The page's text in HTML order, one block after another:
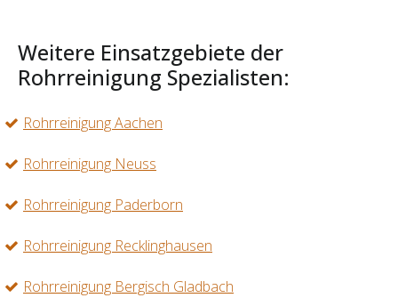
Weitere Einsatzgebiete der
Rohrreinigung Spezialisten:
Rohrreinigung Aachen
Rohrreinigung Neuss
Rohrreinigung Paderborn
Rohrreinigung Recklinghausen
Rohrreinigung Bergisch Gladbach